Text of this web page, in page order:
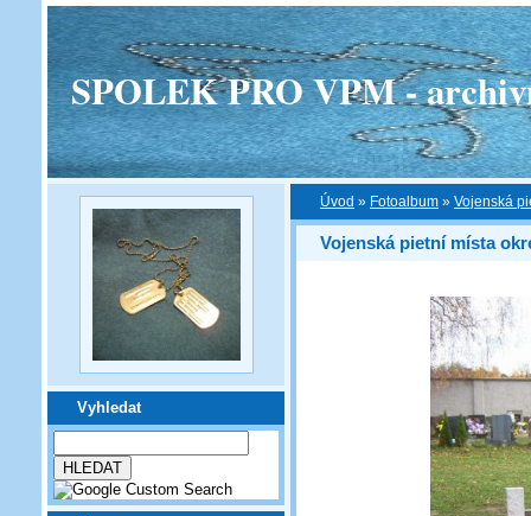
SPOLEK PRO VPM -
Vyhledat
Úvod » Fotoalbum » Vojenská
Vojenská pietní místa